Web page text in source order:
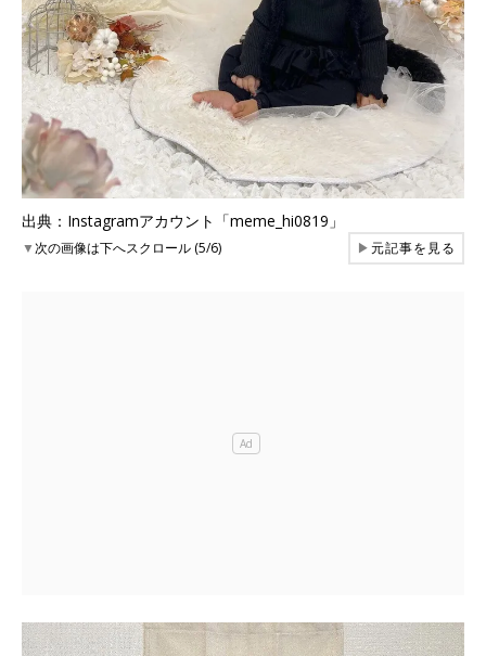
出典：Instagramアカウント「meme_hi0819」
▼次の画像は下へスクロール (5/6) ▶元記事を見る